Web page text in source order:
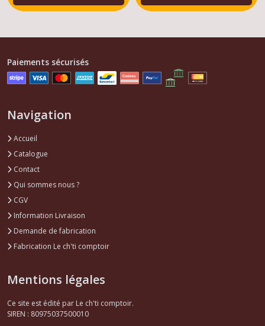
Paiements sécurisés
Navigation
Accueil
Catalogue
Contact
Qui sommes nous ?
CGV
Information Livraison
Demande de fabrication
Fabrication Le ch'ti comptoir
Mentions légales
Ce site est édité par Le ch'ti comptoir.
SIREN : 80975037500010